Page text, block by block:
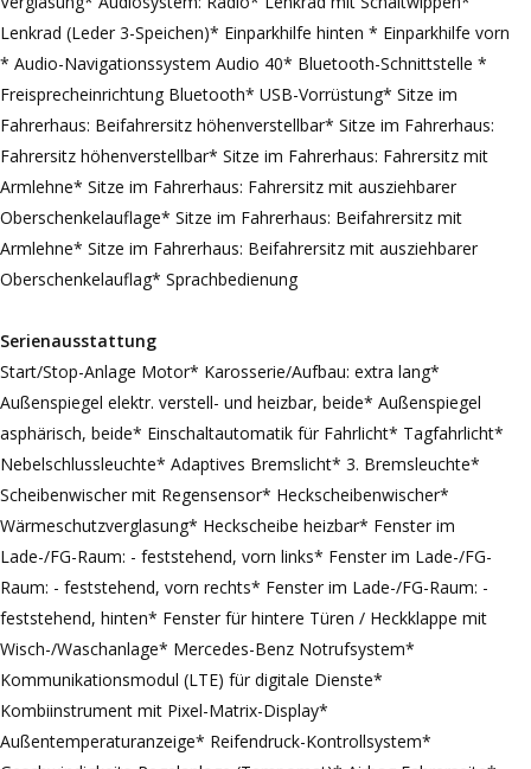
Lenkrad (Leder 3-Speichen)* Einparkhilfe hinten * Einparkhilfe vorn
* Audio-Navigationssystem Audio 40* Bluetooth-Schnittstelle *
Freisprecheinrichtung Bluetooth* USB-Vorrüstung* Sitze im
Fahrerhaus: Beifahrersitz höhenverstellbar* Sitze im Fahrerhaus:
Fahrersitz höhenverstellbar* Sitze im Fahrerhaus: Fahrersitz mit
Armlehne* Sitze im Fahrerhaus: Fahrersitz mit ausziehbarer
Oberschenkelauflage* Sitze im Fahrerhaus: Beifahrersitz mit
Armlehne* Sitze im Fahrerhaus: Beifahrersitz mit ausziehbarer
Oberschenkelauflag* Sprachbedienung
Serienausstattung
Start/Stop-Anlage Motor* Karosserie/Aufbau: extra lang*
Außenspiegel elektr. verstell- und heizbar, beide* Außenspiegel
asphärisch, beide* Einschaltautomatik für Fahrlicht* Tagfahrlicht*
Nebelschlussleuchte* Adaptives Bremslicht* 3. Bremsleuchte*
Scheibenwischer mit Regensensor* Heckscheibenwischer*
Wärmeschutzverglasung* Heckscheibe heizbar* Fenster im
Lade-/FG-Raum: - feststehend, vorn links* Fenster im Lade-/FG-
Raum: - feststehend, vorn rechts* Fenster im Lade-/FG-Raum: -
feststehend, hinten* Fenster für hintere Türen / Heckklappe mit
Wisch-/Waschanlage* Mercedes-Benz Notrufsystem*
Kommunikationsmodul (LTE) für digitale Dienste*
Kombiinstrument mit Pixel-Matrix-Display*
Außentemperaturanzeige* Reifendruck-Kontrollsystem*